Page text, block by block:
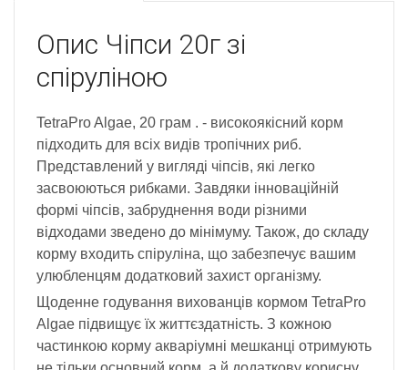
Опис Чіпси 20г зі
спіруліною
TetraPro Algae, 20 грам . - високоякісний корм
підходить для всіх видів тропічних риб.
Представлений у вигляді чіпсів, які легко
засвоюються рибками. Завдяки інноваційній
формі чіпсів, забруднення води різними
відходами зведено до мінімуму. Також, до складу
корму входить спіруліна, що забезпечує вашим
улюбленцям додатковий захист організму.
Щоденне годування вихованців кормом TetraPro
Algae підвищує їх життєздатність. З кожною
частинкою корму акваріумні мешканці отримують